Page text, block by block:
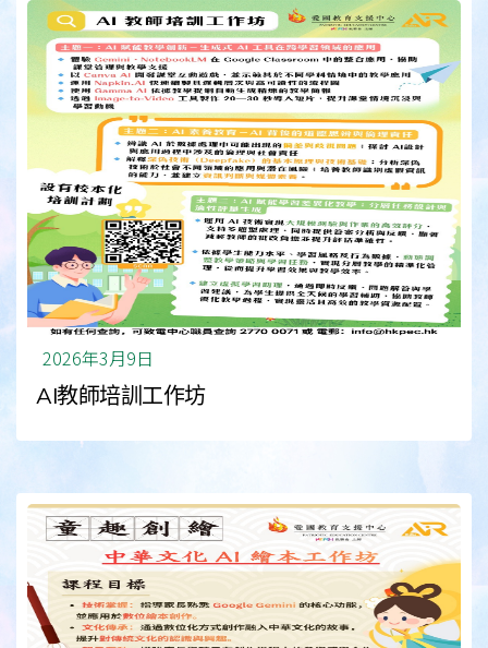
2026年3月9日
AI教師培訓工作坊